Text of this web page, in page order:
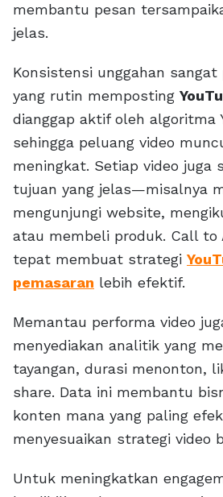
membantu pesan
jelas.
Konsistensi unggahan
yang rutin memposting
dianggap aktif oleh algoritma
sehingga peluang video
meningkat. Setiap video juga
tujuan yang jelas—misalnya
mengunjungi website,
atau membeli produk. Call to
tepat membuat strategi
pemasaran lebih efektif.
Memantau performa video
menyediakan analitik yang
tayangan, durasi menonton,
share. Data ini membantu
konten mana yang paling
menyesuaikan strategi video
Untuk meningkatkan